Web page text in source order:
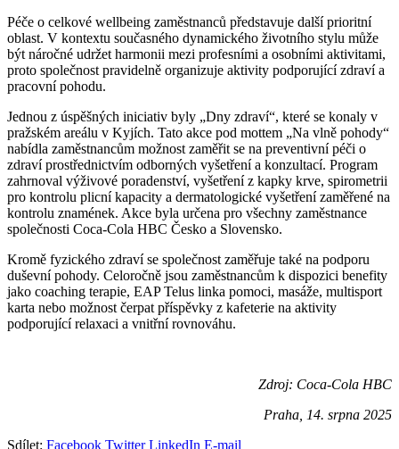
Péče o celkové wellbeing zaměstnanců představuje další prioritní
oblast. V kontextu současného dynamického životního stylu může
být náročné udržet harmonii mezi profesními a osobními aktivitami,
proto společnost pravidelně organizuje aktivity podporující zdraví a
pracovní pohodu.
Jednou z úspěšných iniciativ byly „Dny zdraví“, které se konaly v
pražském areálu v Kyjích. Tato akce pod mottem „Na vlně pohody“
nabídla zaměstnancům možnost zaměřit se na preventivní péči o
zdraví prostřednictvím odborných vyšetření a konzultací. Program
zahrnoval výživové poradenství, vyšetření z kapky krve, spirometrii
pro kontrolu plicní kapacity a dermatologické vyšetření zaměřené na
kontrolu znamének. Akce byla určena pro všechny zaměstnance
společnosti Coca-Cola HBC Česko a Slovensko.
Kromě fyzického zdraví se společnost zaměřuje také na podporu
duševní pohody. Celoročně jsou zaměstnancům k dispozici benefity
jako coaching terapie, EAP Telus linka pomoci, masáže, multisport
karta nebo možnost čerpat příspěvky z kafeterie na aktivity
podporující relaxaci a vnitřní rovnováhu.
Zdroj: Coca-Cola HBC
Praha, 14. srpna 2025
Sdílet: Facebook Twitter LinkedIn E-mail